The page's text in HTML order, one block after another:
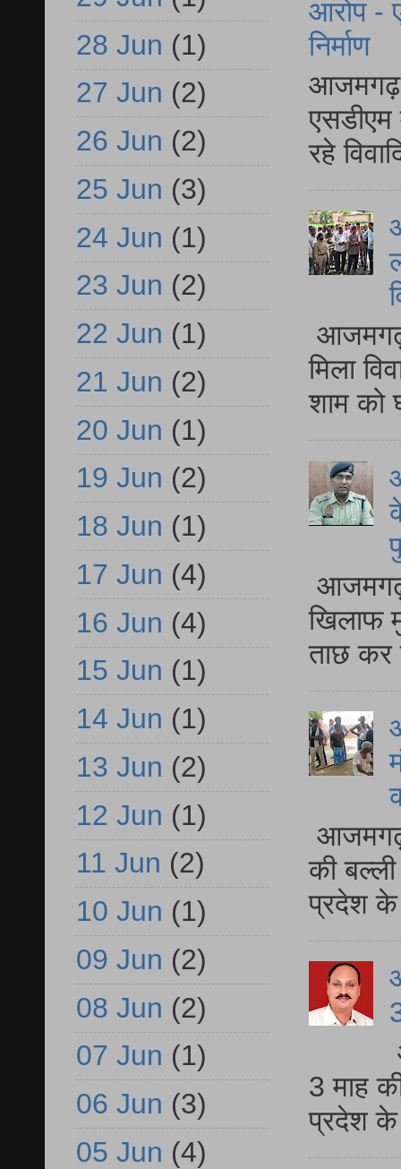
आरोप -
निर्माण
आजमगढ़
एसडीएम
रहे
आजमगढ़
मिला
शाम को
आजमगढ़
खिलाफ
ताछ कर
आजमगढ़
की
प्रदेश
3 माह
प्रदेश
28 Jun (1)
27 Jun (2)
26 Jun (2)
25 Jun (3)
24 Jun (1)
23 Jun (2)
22 Jun (1)
21 Jun (2)
20 Jun (1)
19 Jun (2)
18 Jun (1)
17 Jun (4)
16 Jun (4)
15 Jun (1)
14 Jun (1)
13 Jun (2)
12 Jun (1)
11 Jun (2)
10 Jun (1)
09 Jun (2)
08 Jun (2)
07 Jun (1)
06 Jun (3)
05 Jun (4)